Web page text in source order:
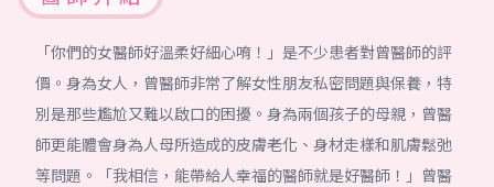
「你們的女醫師好溫柔好細心唷！」是不少患者對曾醫師的評
價。身為女人，曾醫師非常了解女性朋友私密問題與保養，特
別是那些尷尬又難以啟口的困擾。身為兩個孩子的母親，曾醫
師更能體會身為人母所造成的皮膚老化、身材走樣和肌膚鬆弛
等問題。「我相信，能帶給人幸福的醫師就是好醫師！」曾醫